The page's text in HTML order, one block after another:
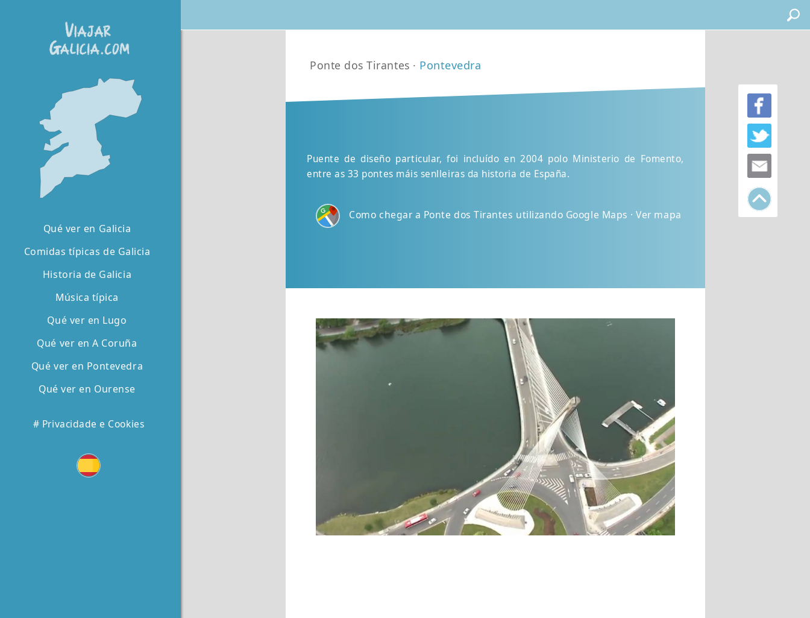
Ponte dos Tirantes · Pontevedra
Puente de diseño particular, foi incluído en 2004 polo Ministerio de Fomento,
entre as 33 pontes máis senlleiras da historia de España.
Como chegar a Ponte dos Tirantes utilizando Google Maps · Ver mapa
Qué ver en Galicia
Comidas típicas de Galicia
Historia de Galicia
Música típica
Qué ver en Lugo
Qué ver en A Coruña
Qué ver en Pontevedra
Qué ver en Ourense
# Privacidade e Cookies